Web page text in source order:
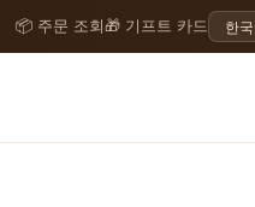
📦 주문 조회🎁 기프트 카드